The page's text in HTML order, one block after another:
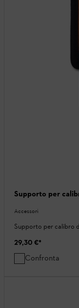
Supporto per
Accessori
Supporto per calibro
29,30 €*
Confronta